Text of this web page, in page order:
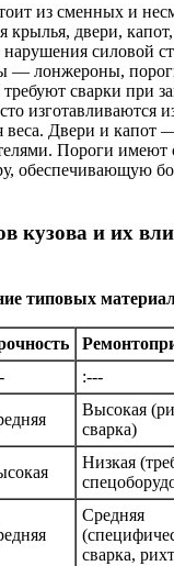
из сменных и
крылья, двери,
нарушения силовой
— лонжероны,
сварки при
изготавливаются
веса. Двери и капот
Пороги
обеспечивающую
кузова и их
типовых
:---
Высокая
сварка)
Низкая
Средняя
сварка,